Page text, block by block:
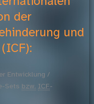
der
und
Entwicklung /
Sets bzw. ICF-